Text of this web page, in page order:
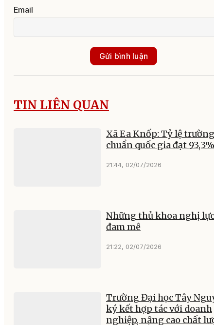
Email
Gửi bình luận
TIN LIÊN QUAN
Xã Ea Knốp: Tỷ lệ trường
chuẩn quốc gia đạt 93,3%
21:44, 02/07/2026
Những thủ khoa nghị lực
đam mê
21:22, 02/07/2026
Trường Đại học Tây
ký kết hợp tác với doanh
nghiệp, nâng cao chất